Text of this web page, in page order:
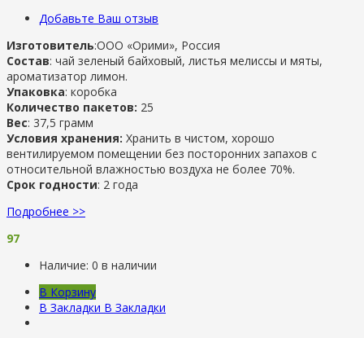
Добавьте Ваш отзыв
Изготовитель:ООО «Орими», Россия
Состав: чай зеленый байховый, листья мелиссы и мяты,
ароматизатор лимон.
Упаковка: коробка
Количество пакетов: 25
Вес: 37,5 грамм
Условия хранения: Хранить в чистом, хорошо
вентилируемом помещении без посторонних запахов с
относительной влажностью воздуха не более 70%.
Срок годности: 2 года
Подробнее >>
97
Наличие: 0 в наличии
В Корзину
В Закладки В Закладки